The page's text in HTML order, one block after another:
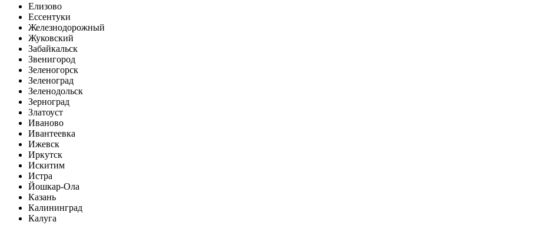
Елизово
Ессентуки
Железнодорожный
Жуковский
Забайкальск
Звенигород
Зеленогорск
Зеленоград
Зеленодольск
Зерноград
Златоуст
Иваново
Ивантеевка
Ижевск
Иркутск
Искитим
Истра
Йошкар-Ола
Казань
Калининград
Калуга